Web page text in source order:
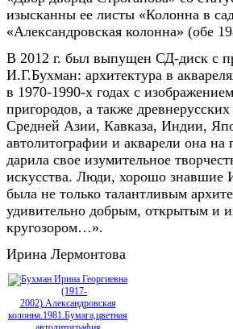
изысканны ее листы «Колонна в
«Александровская колонна» (обе
В 2012 г. был выпущен СД-диск с
И.Г.Бухман: архитектура в
в 1970-1990-х годах с
пригородов, а также
Средней Азии, Кавказа, Индии,
автолитографии и акварели она
дарила свое изумительное
искусства. Люди, хорошо знавшие
была не только талантливым
удивительно добрым, открытым и
кругозором…».
Ирина Лермонтова